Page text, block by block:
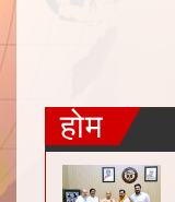
होम